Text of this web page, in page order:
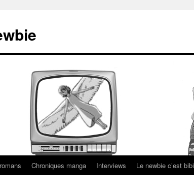
Chroniques manga Interviews Le newbie c’est bibi